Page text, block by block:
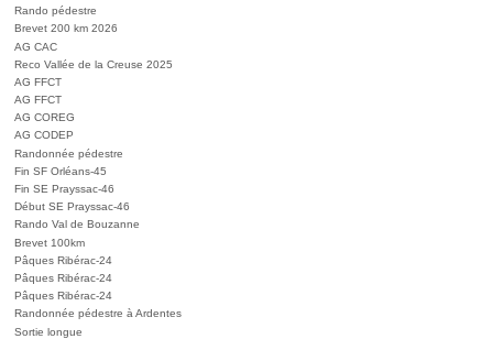
Rando pédestre
Brevet 200 km 2026
AG CAC
Reco Vallée de la Creuse 2025
AG FFCT
AG FFCT
AG COREG
AG CODEP
Randonnée pédestre
Fin SF Orléans-45
Fin SE Prayssac-46
Début SE Prayssac-46
Rando Val de Bouzanne
Brevet 100km
Pâques Ribérac-24
Pâques Ribérac-24
Pâques Ribérac-24
Randonnée pédestre à Ardentes
Sortie longue